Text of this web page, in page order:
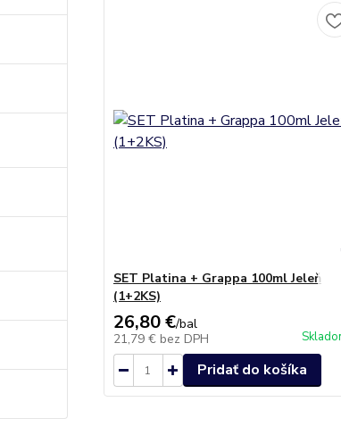
SET Platina + Grappa 100ml Jeleň
(1+2KS)
26,80 €/bal
21,79 € bez DPH
Pridať do košíka